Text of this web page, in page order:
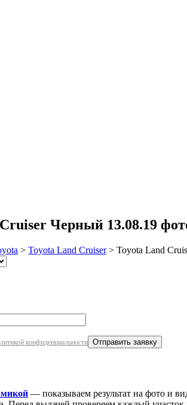
Черный 13.08.19
> Toyota Land Cruiser > Toyota Land
конфиденциальности
— показываем результат на фото и